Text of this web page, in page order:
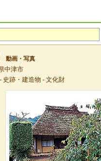
動画・写真
中津市
史跡・建造物 - 文化財